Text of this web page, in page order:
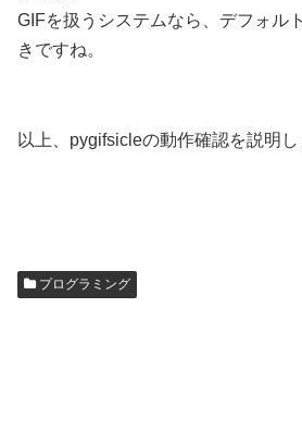
GIFを扱うシステムなら、デフォル
きですね。
以上、pygifsicleの動作確認を説明し
プログラミング